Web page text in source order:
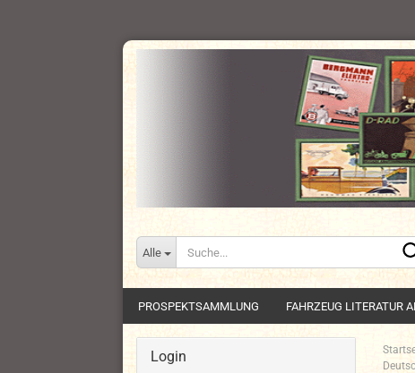
Alle
PROSPEKTSAMMLUNG FAHRZEUG LITERATUR
Login